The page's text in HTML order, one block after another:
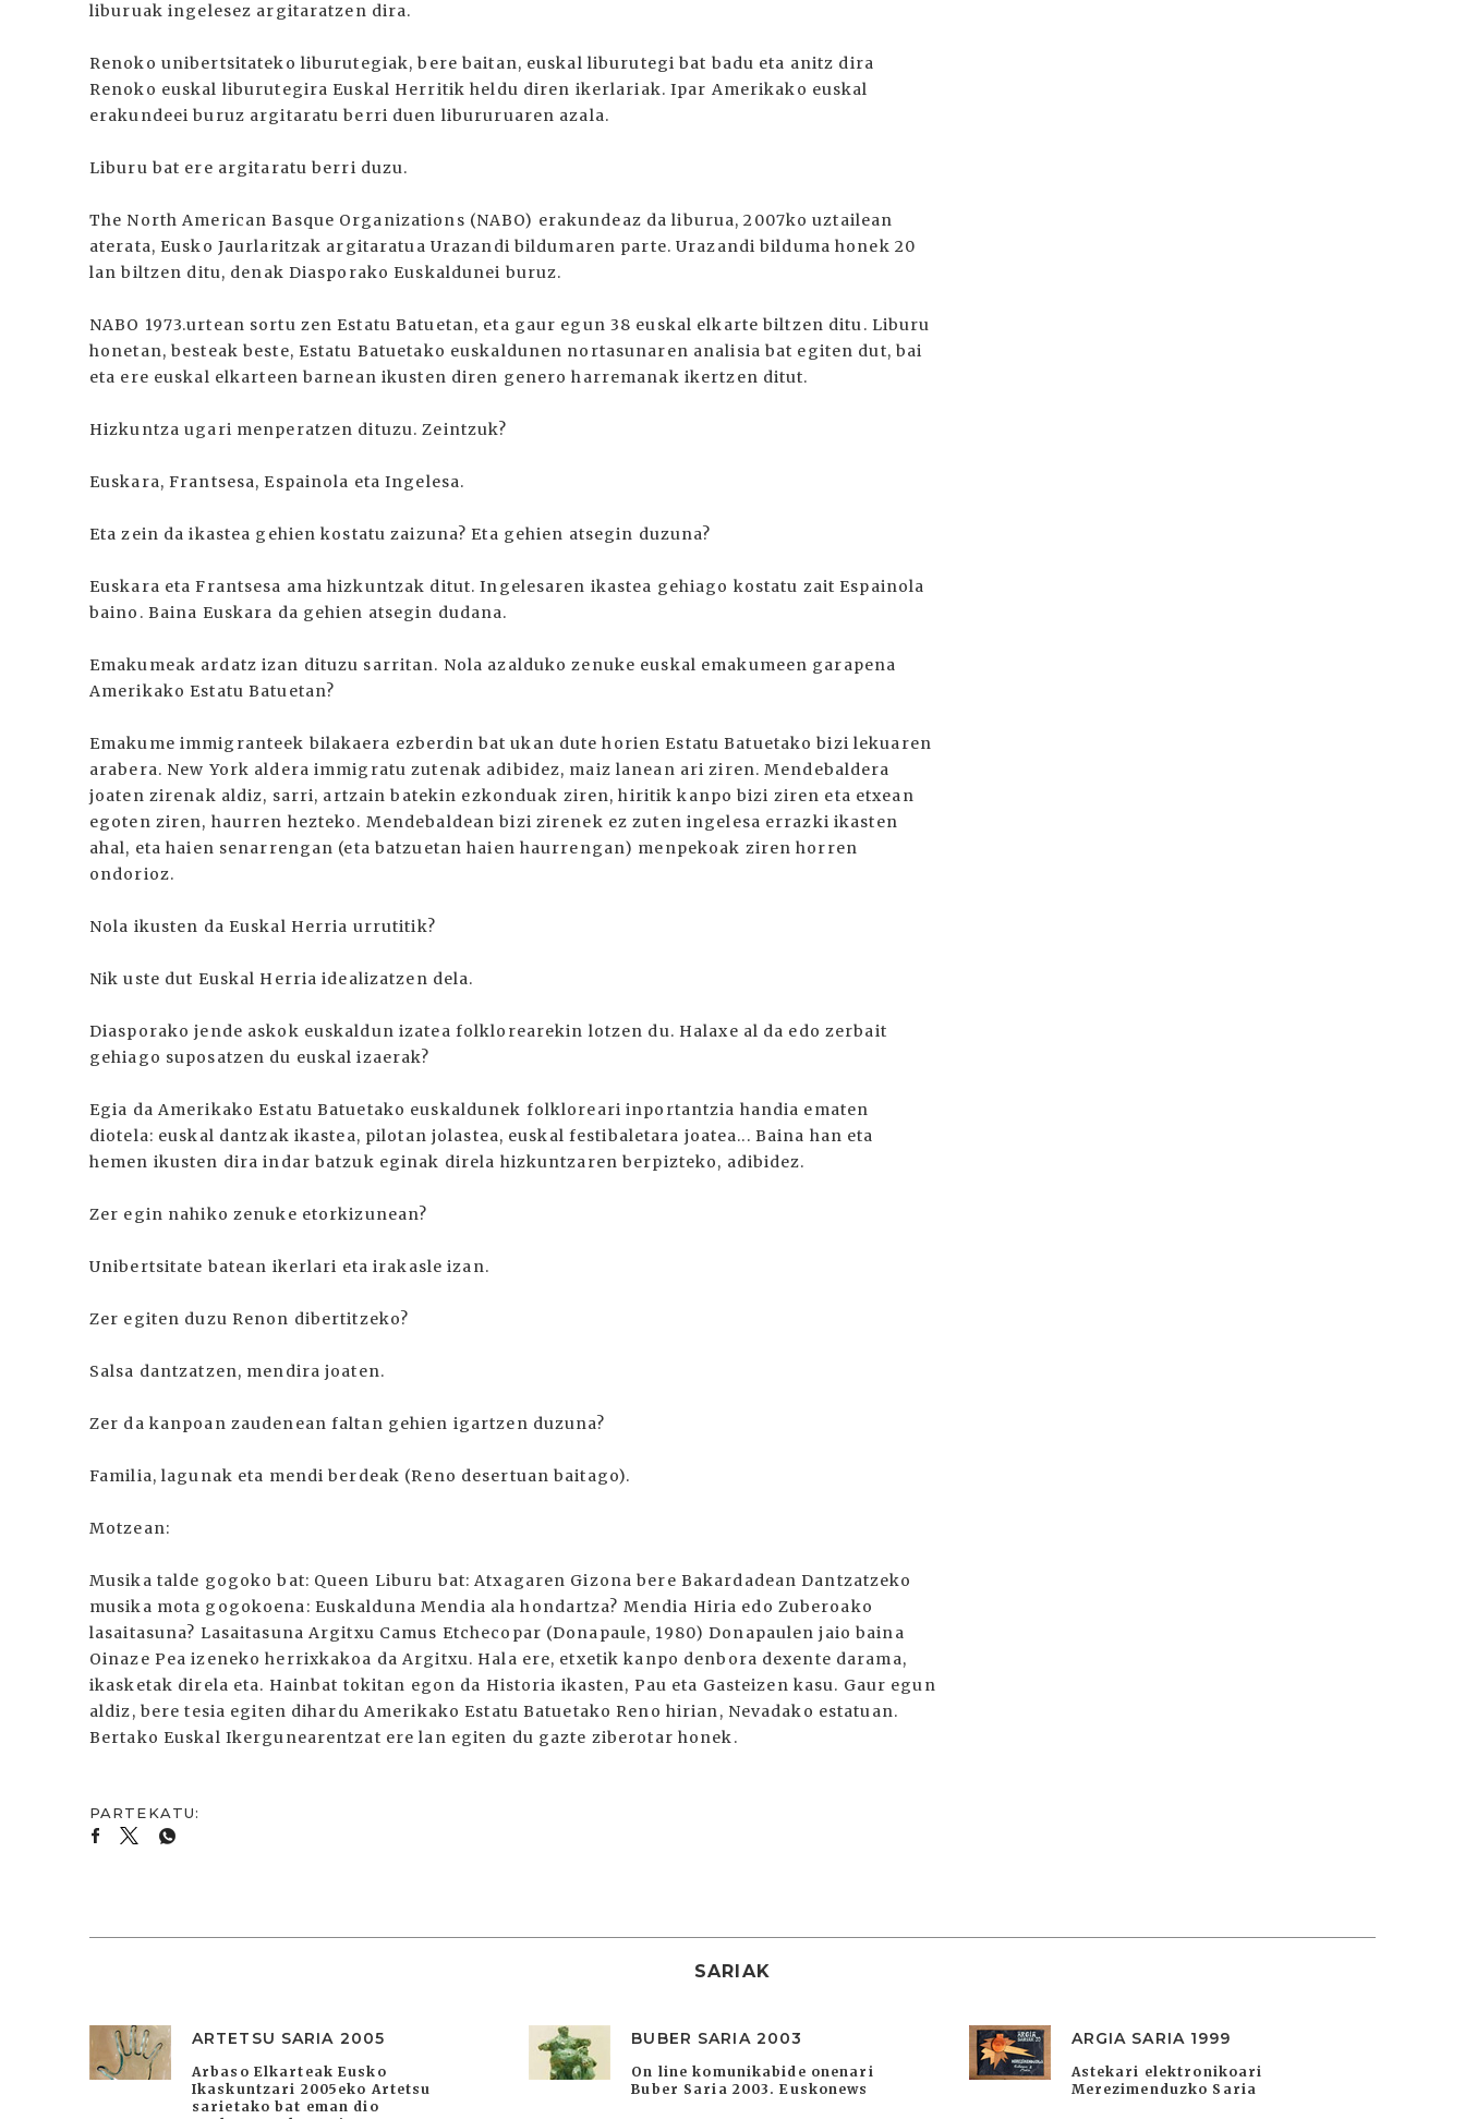
liburuak ingelesez argitaratzen dira.
Renoko unibertsitateko liburutegiak, bere baitan, euskal liburutegi bat badu eta anitz dira
Renoko euskal liburutegira Euskal Herritik heldu diren ikerlariak. Ipar Amerikako euskal
erakundeei buruz argitaratu berri duen libururuaren azala.
Liburu bat ere argitaratu berri duzu.
The North American Basque Organizations (NABO) erakundeaz da liburua, 2007ko uztailean
aterata, Eusko Jaurlaritzak argitaratua Urazandi bildumaren parte. Urazandi bilduma honek 20
lan biltzen ditu, denak Diasporako Euskaldunei buruz.
NABO 1973.urtean sortu zen Estatu Batuetan, eta gaur egun 38 euskal elkarte biltzen ditu. Liburu
honetan, besteak beste, Estatu Batuetako euskaldunen nortasunaren analisia bat egiten dut, bai
eta ere euskal elkarteen barnean ikusten diren genero harremanak ikertzen ditut.
Hizkuntza ugari menperatzen dituzu. Zeintzuk?
Euskara, Frantsesa, Espainola eta Ingelesa.
Eta zein da ikastea gehien kostatu zaizuna? Eta gehien atsegin duzuna?
Euskara eta Frantsesa ama hizkuntzak ditut. Ingelesaren ikastea gehiago kostatu zait Espainola
baino. Baina Euskara da gehien atsegin dudana.
Emakumeak ardatz izan dituzu sarritan. Nola azalduko zenuke euskal emakumeen garapena
Amerikako Estatu Batuetan?
Emakume immigranteek bilakaera ezberdin bat ukan dute horien Estatu Batuetako bizi lekuaren
arabera. New York aldera immigratu zutenak adibidez, maiz lanean ari ziren. Mendebaldera
joaten zirenak aldiz, sarri, artzain batekin ezkonduak ziren, hiritik kanpo bizi ziren eta etxean
egoten ziren, haurren hezteko. Mendebaldean bizi zirenek ez zuten ingelesa errazki ikasten
ahal, eta haien senarrengan (eta batzuetan haien haurrengan) menpekoak ziren horren
ondorioz.
Nola ikusten da Euskal Herria urrutitik?
Nik uste dut Euskal Herria idealizatzen dela.
Diasporako jende askok euskaldun izatea folklorearekin lotzen du. Halaxe al da edo zerbait
gehiago suposatzen du euskal izaerak?
Egia da Amerikako Estatu Batuetako euskaldunek folkloreari inportantzia handia ematen
diotela: euskal dantzak ikastea, pilotan jolastea, euskal festibaletara joatea... Baina han eta
hemen ikusten dira indar batzuk eginak direla hizkuntzaren berpizteko, adibidez.
Zer egin nahiko zenuke etorkizunean?
Unibertsitate batean ikerlari eta irakasle izan.
Zer egiten duzu Renon dibertitzeko?
Salsa dantzatzen, mendira joaten.
Zer da kanpoan zaudenean faltan gehien igartzen duzuna?
Familia, lagunak eta mendi berdeak (Reno desertuan baitago).
Motzean:
Musika talde gogoko bat: Queen Liburu bat: Atxagaren Gizona bere Bakardadean Dantzatzeko
musika mota gogokoena: Euskalduna Mendia ala hondartza? Mendia Hiria edo Zuberoako
lasaitasuna? Lasaitasuna Argitxu Camus Etchecopar (Donapaule, 1980) Donapaulen jaio baina
Oinaze Pea izeneko herrixkakoa da Argitxu. Hala ere, etxetik kanpo denbora dexente darama,
ikasketak direla eta. Hainbat tokitan egon da Historia ikasten, Pau eta Gasteizen kasu. Gaur egun
aldiz, bere tesia egiten dihardu Amerikako Estatu Batuetako Reno hirian, Nevadako estatuan.
Bertako Euskal Ikergunearentzat ere lan egiten du gazte ziberotar honek.
SARIAK
ARTETSU SARIA 2005
Arbaso Elkarteak Eusko
Ikaskuntzari 2005eko Artetsu
sarietako bat eman dio
BUBER SARIA 2003
On line komunikabide onenari
Buber Saria 2003. Euskonews
ARGIA SARIA 1999
Astekari elektronikoari
Merezimenduzko Saria